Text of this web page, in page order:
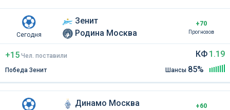
Сегодня
Зенит
Родина Москва
+70
Прогнозов
+15 Чел. поставили
Победа Зенит
КФ 1.19
Шансы 85%
Динамо Москва
+60